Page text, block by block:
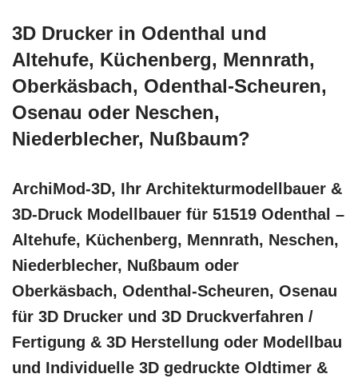
3D Drucker in Odenthal und
Altehufe, Küchenberg, Mennrath,
Oberkäsbach, Odenthal-Scheuren,
Osenau oder Neschen,
Niederblecher, Nußbaum?
ArchiMod-3D, Ihr Architekturmodellbauer &
3D-Druck Modellbauer für 51519 Odenthal –
Altehufe, Küchenberg, Mennrath, Neschen,
Niederblecher, Nußbaum oder
Oberkäsbach, Odenthal-Scheuren, Osenau
für 3D Drucker und 3D Druckverfahren /
Fertigung & 3D Herstellung oder Modellbau
und Individuelle 3D gedruckte Oldtimer &